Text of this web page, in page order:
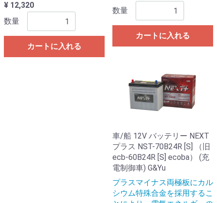
¥ 12,320
数量
カートに入れる
数量
カートに入れる
車/船 12V バッテリー NEXT
プラス NST-70B24R [S] （旧
ecb-60B24R [S] ecoba） (充
電制御車) G&Yu
プラスマイナス両極板にカル
シウム特殊合金を採用するこ